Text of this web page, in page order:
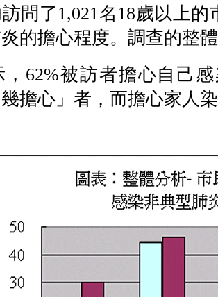
問了1,021名18歲以上
的擔心程度。調查的整
，62%被訪者擔心自己
擔心」者，而擔心家人